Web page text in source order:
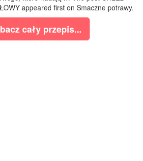
appeared first on Smaczne potrawy.
cały przepis...